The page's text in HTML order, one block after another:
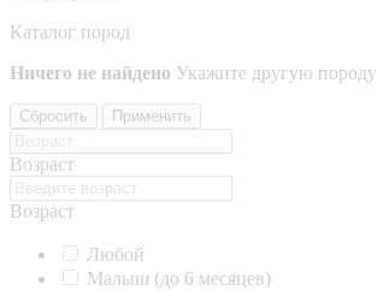
Каталог пород
Ничего не найдено Укажите другую породу
Сбросить Применить
Возраст
Возраст
Любой
Малыш (до 6 месяцев)